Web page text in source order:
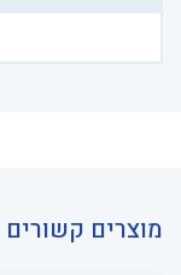
מוצרים קשורים